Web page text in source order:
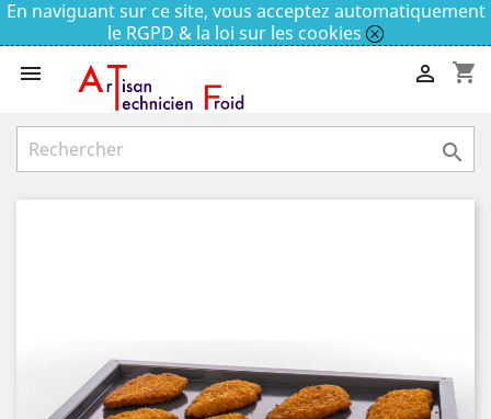
En naviguant sur ce site, vous acceptez automatiquement
le RGPD & la loi sur les cookies
 shopping_cart

